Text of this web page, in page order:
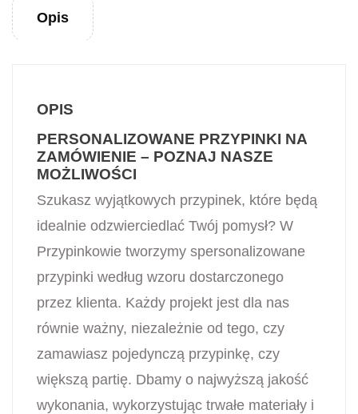
Opis
OPIS
PERSONALIZOWANE PRZYPINKI NA
ZAMÓWIENIE – POZNAJ NASZE
MOŻLIWOŚCI
Szukasz wyjątkowych przypinek, które będą
idealnie odzwierciedlać Twój pomysł? W
Przypinkowie tworzymy spersonalizowane
przypinki według wzoru dostarczonego
przez klienta. Każdy projekt jest dla nas
równie ważny, niezależnie od tego, czy
zamawiasz pojedynczą przypinkę, czy
większą partię. Dbamy o najwyższą jakość
wykonania, wykorzystując trwałe materiały i